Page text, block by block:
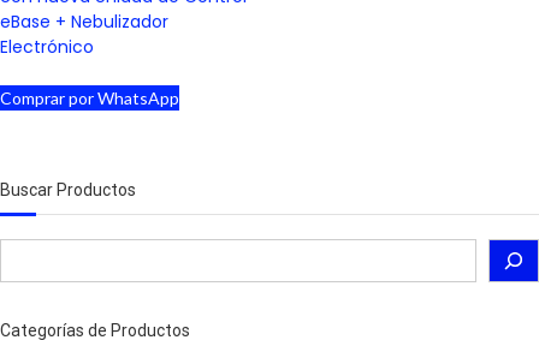
eBase + Nebulizador
Electrónico
Comprar por WhatsApp
Buscar Productos
Categorías de Productos